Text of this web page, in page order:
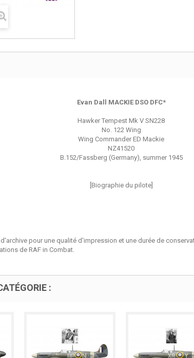
Evan Dall MACKIE DSO DFC*
Hawker Tempest Mk V SN228
No. 122 Wing
Wing Commander ED Mackie
NZ41520
B.152/Fassberg (Germany), summer 1945
[Biographie du pilote]
pour une qualité d'impression et une durée de
de RAF in Combat.
: